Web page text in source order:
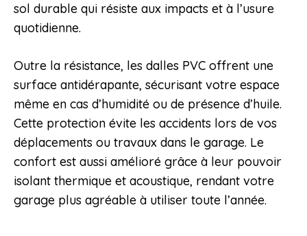
sol durable qui résiste aux impacts et à l’usure
quotidienne.
Outre la résistance, les dalles PVC offrent une
surface antidérapante, sécurisant votre espace
même en cas d’humidité ou de présence d’huile.
Cette protection évite les accidents lors de vos
déplacements ou travaux dans le garage. Le
confort est aussi amélioré grâce à leur pouvoir
isolant thermique et acoustique, rendant votre
garage plus agréable à utiliser toute l’année.